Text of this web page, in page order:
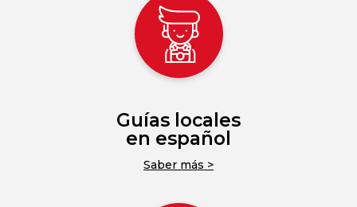
Guías locales
en español
Saber más >